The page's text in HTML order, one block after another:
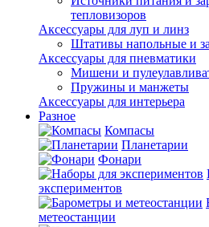
тепловизоров
Аксессуары для луп и линз
Штативы напольные и
Аксессуары для пневматики
Мишени и
Пружины и манжеты
Аксессуары для интерьера
Разное
Компасы
Планетарии
Фонари
экспериментов
метеостанции